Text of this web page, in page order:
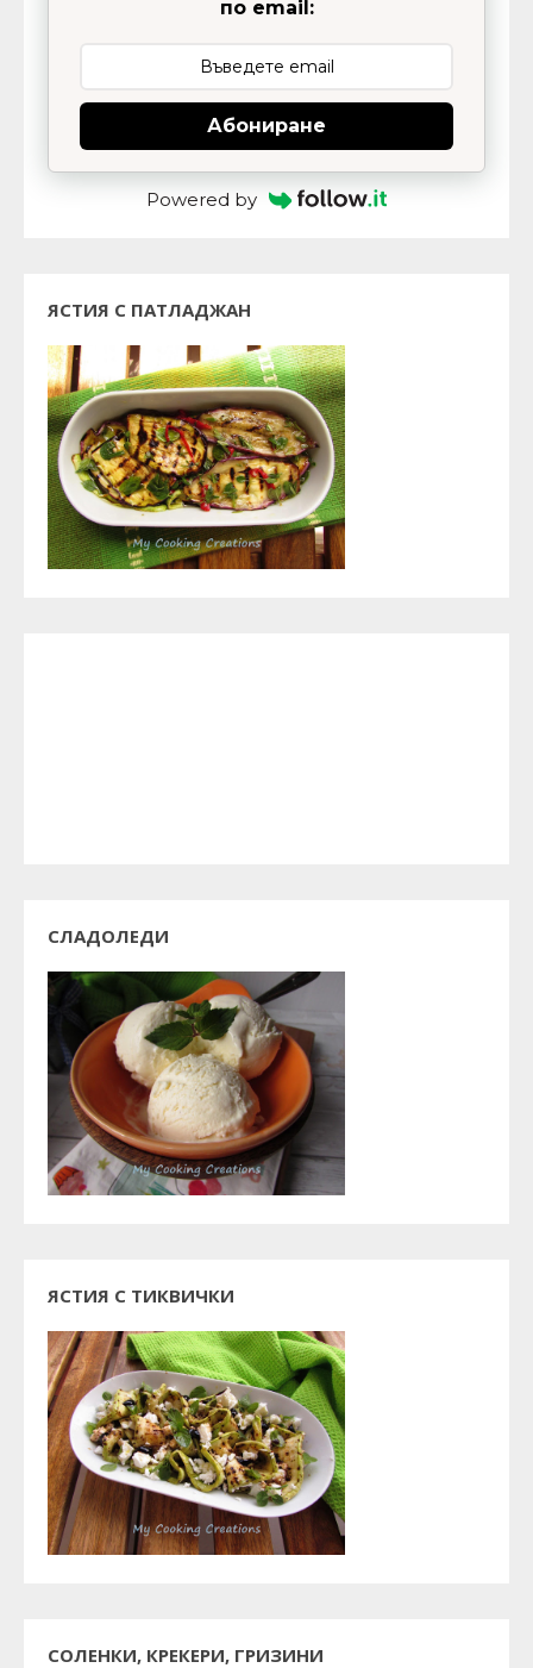
по email:
Абониране
Powered by
ЯСТИЯ С ПАТЛАДЖАН
СЛАДОЛЕДИ
ЯСТИЯ С ТИКВИЧКИ
СОЛЕНКИ, КРЕКЕРИ, ГРИЗИНИ